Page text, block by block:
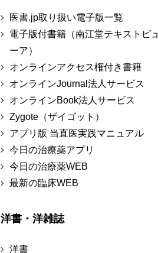
医書.jp取り扱い電子版一覧
電子版付書籍（南江堂テキストビュ
ーア）
オンラインアクセス権付き書籍
オンラインJournal法人サービス
オンラインBook法人サービス
Zygote（ザイゴット）
アプリ版 当直医実践マニュアル
今日の治療薬アプリ
今日の治療薬WEB
最新の臨床WEB
洋書・洋雑誌
洋書